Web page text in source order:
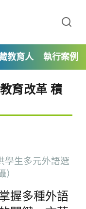
教育人 執行案例
育改革 積
學生多元外語選
握多種外語